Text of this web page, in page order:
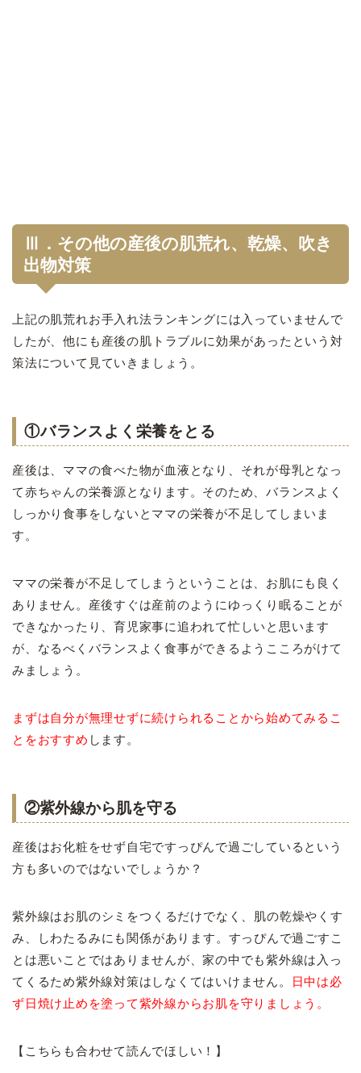
Ⅲ．その他の産後の肌荒れ、乾燥、吹き
出物対策
上記の肌荒れお手入れ法ランキングには入っていませんで
したが、他にも産後の肌トラブルに効果があったという対
策法について見ていきましょう。
①バランスよく栄養をとる
産後は、ママの食べた物が血液となり、それが母乳となっ
て赤ちゃんの栄養源となります。そのため、バランスよく
しっかり食事をしないとママの栄養が不足してしまいま
す。
ママの栄養が不足してしまうということは、お肌にも良く
ありません。産後すぐは産前のようにゆっくり眠ることが
できなかったり、育児家事に追われて忙しいと思います
が、なるべくバランスよく食事ができるようこころがけて
みましょう。
まずは自分が無理せずに続けられることから始めてみるこ
とをおすすめ します。
②紫外線から肌を守る
産後はお化粧をせず自宅ですっぴんで過ごしているという
方も多いのではないでしょうか？
紫外線はお肌のシミをつくるだけでなく、肌の乾燥やくす
み、しわたるみにも関係があります。 すっぴんで過ごすこ
とは悪いことではありませんが、家の中でも紫外線は入っ
てくるため紫外線対策はしなくてはいけません。
日中は必
ず日焼け止めを塗って紫外線からお肌を守りましょう。
【こちらも合わせて読んでほしい！】